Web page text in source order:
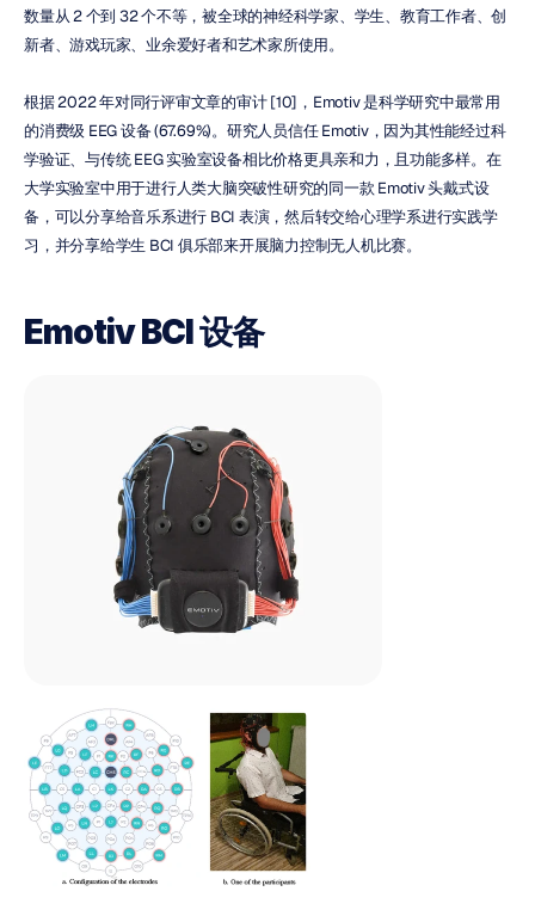
数量从 2 个到 32 个不等，被全球的神经科学家、学生、教育工作者、创
新者、游戏玩家、业余爱好者和艺术家所使用。
根据 2022 年对同行评审文章的审计 [10]，Emotiv 是科学研究中最常用
的消费级 EEG 设备 (67.69%)。研究人员信任 Emotiv，因为其性能经过科
学验证、与传统 EEG 实验室设备相比价格更具亲和力，且功能多样。在
大学实验室中用于进行人类大脑突破性研究的同一款 Emotiv 头戴式设
备，可以分享给音乐系进行 BCI 表演，然后转交给心理学系进行实践学
习，并分享给学生 BCI 俱乐部来开展脑力控制无人机比赛。
Emotiv BCI 设备